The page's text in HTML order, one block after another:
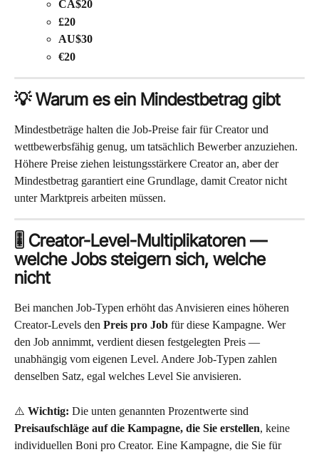
CA$20
£20
AU$30
€20
💡 Warum es ein Mindestbetrag gibt
Mindestbeträge halten die Job-Preise fair für Creator und
wettbewerbsfähig genug, um tatsächlich Bewerber anzuziehen.
Höhere Preise ziehen leistungsstärkere Creator an, aber der
Mindestbetrag garantiert eine Grundlage, damit Creator nicht
unter Marktpreis arbeiten müssen.
🎚️ Creator-Level-Multiplikatoren —
welche Jobs steigern sich, welche
nicht
Bei manchen Job-Typen erhöht das Anvisieren eines höheren
Creator-Levels den Preis pro Job für diese Kampagne. Wer
den Job annimmt, verdient diesen festgelegten Preis —
unabhängig vom eigenen Level. Andere Job-Typen zahlen
denselben Satz, egal welches Level Sie anvisieren.
⚠️ Wichtig: Die unten genannten Prozentwerte sind
Preisaufschläge auf die Kampagne, die Sie erstellen, keine
individuellen Boni pro Creator. Eine Kampagne, die Sie für